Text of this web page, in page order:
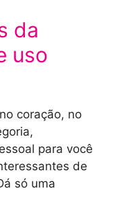
da
uso
coração, no
para você
de
só uma